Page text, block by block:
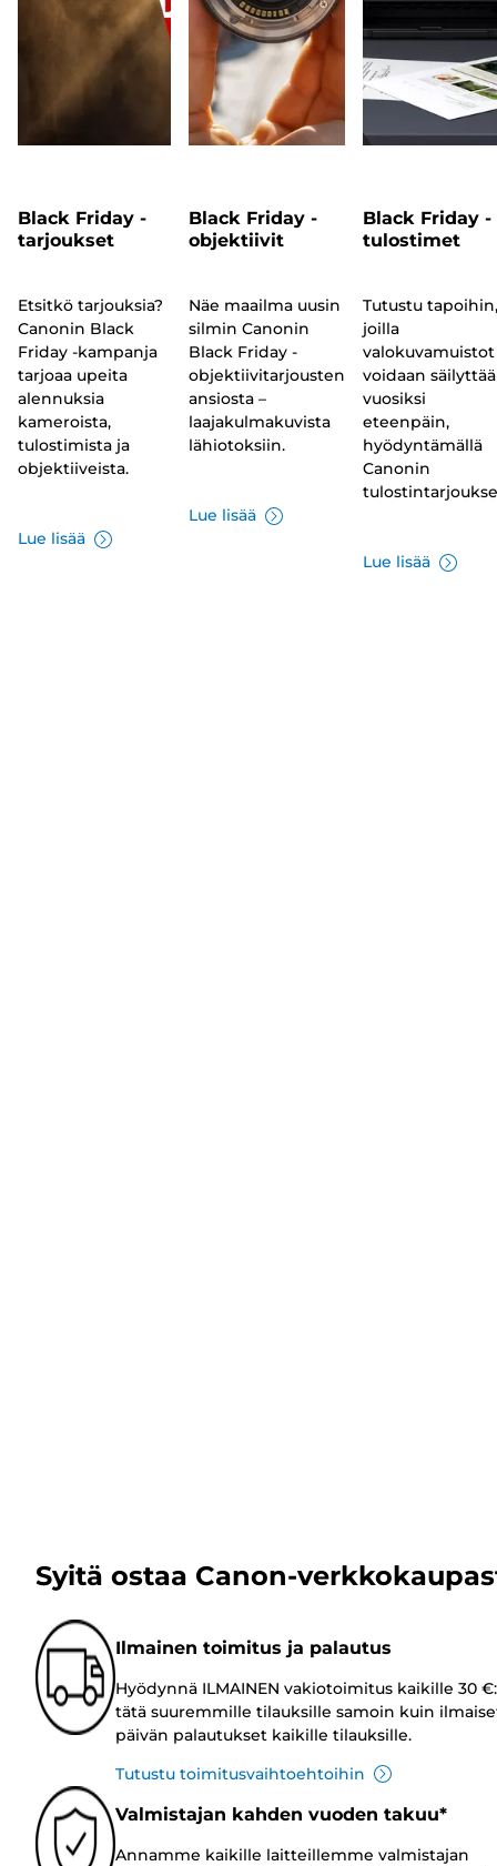
Black Friday -
tarjoukset
Etsitkö tarjouksia?
Canonin Black
Friday -kampanja
tarjoaa upeita
alennuksia
kameroista,
tulostimista ja
objektiiveista.
Lue lisää
Black Friday -
objektiivit
Näe maailma uusin
silmin Canonin
Black Friday -
objektiivitarjousten
ansiosta –
laajakulmakuvista
lähiotoksiin.
Lue lisää
Black Friday -
tulostimet
Tutustu tapoihin,
joilla
valokuvamuistot
voidaan säilyttää
vuosiksi
eteenpäin,
hyödyntämällä
Canonin
Lue lisää
Syitä ostaa Canon-
Ilmainen toimitus ja palautus
Hyödynnä ILMAINEN vakiotoimitus kaikille 30
tätä suuremmille tilauksille samoin kuin
päivän palautukset kaikille tilauksille.
Tutustu toimitusvaihtoehtoihin
Valmistajan kahden vuoden takuu*
Annamme kaikille laitteillemme valmistajan